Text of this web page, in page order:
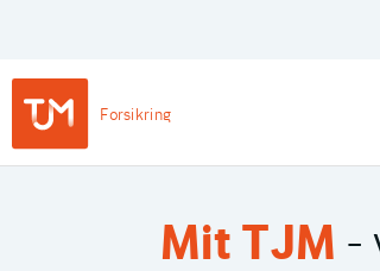
Login
Forsikring
TJM Forsikring – Gå til forside
Mit TJM -